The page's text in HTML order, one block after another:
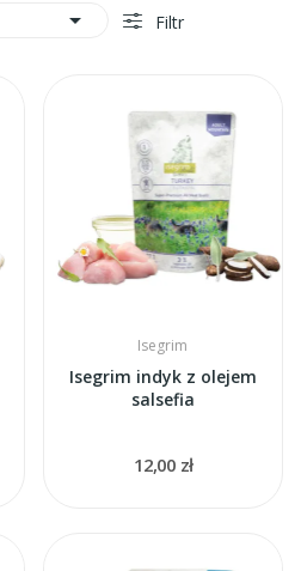
 Filtr
Isegrim
Isegrim indyk z olejem
salsefia
12,00 zł